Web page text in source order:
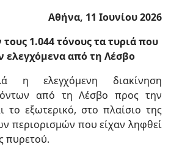
Αθήνα, 11 Ιουνίου 2026
1.044 τόνους τα τυριά που
ελεγχόμενα από τη Λέσβο
η ελεγχόμενη διακίνηση
από τη Λέσβο προς την
το εξωτερικό, στο πλαίσιο της
περιορισμών που είχαν ληφθεί
πυρετού.